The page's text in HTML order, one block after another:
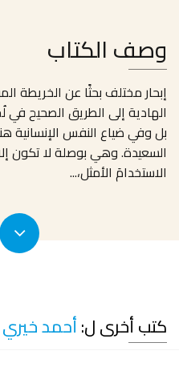
وصف الكتاب
إبحار مختلف بحثًا عن الخريطة
الهادية إلى الطريق الصحيح في
بل وفي ضياع النفس الإنسانية
السعيدة. وهي بوصلة لا تكون
الاستخدامَ الأمثل،...
كتب أخرى ل:أحمد